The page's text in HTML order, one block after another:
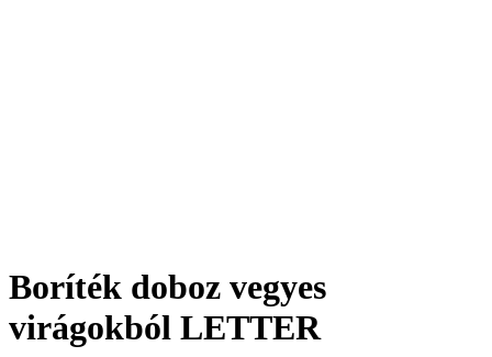
Boríték doboz vegyes
virágokból LETTER